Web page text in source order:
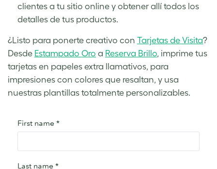
clientes a tu sitio online y obtener allí todos los
detalles de tus productos.
¿Listo para ponerte creativo con Tarjetas de Visita?
Desde Estampado Oro a Reserva Brillo, imprime tus
tarjetas en papeles extra llamativos, para
impresiones con colores que resaltan, y usa
nuestras plantillas totalmente personalizables.